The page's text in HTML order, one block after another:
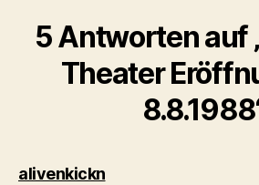
5 Antworten auf
Theater
alivenkicknsagt: